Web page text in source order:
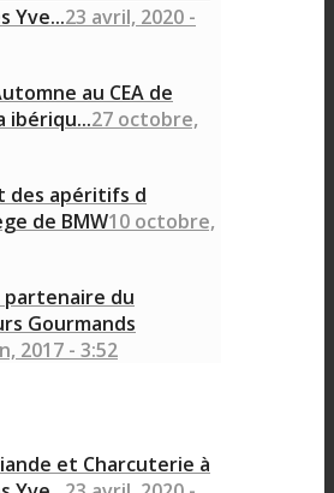
Yve...23 avril, 2020 -
au CEA de
ibériqu...27 octobre,
des apéritifs d
de BMW10 octobre,
partenaire du
Gourmands
2017 - 3:52
et Charcuterie à